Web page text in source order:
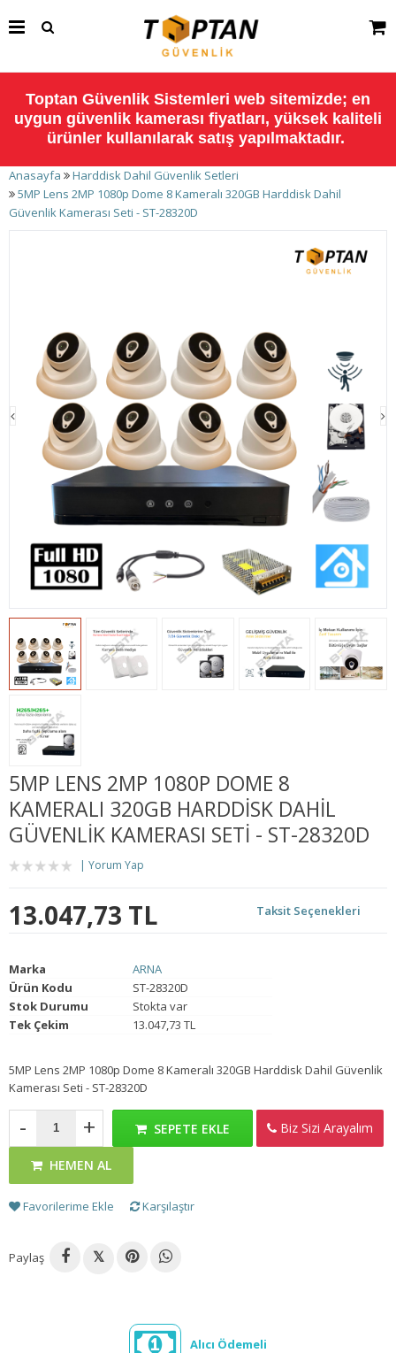
Toptan Güvenlik Sistemleri web sitemizde; en
uygun güvenlik kamerası fiyatları, yüksek kaliteli
ürünler kullanılarak satış yapılmaktadır.
Anasayfa
Harddisk Dahil Güvenlik Setleri
5MP Lens 2MP 1080p Dome 8 Kameralı 320GB Harddisk Dahil
Güvenlik Kamerası Seti - ST-28320D
5MP LENS 2MP 1080P DOME 8
KAMERALI 320GB HARDDISK DAHIL
GÜVENLIK KAMERASI SETI - ST-28320D
Yorum Yap
13.047,73 TL Taksit Seçenekleri
Marka
ARNA
Ürün Kodu
ST-28320D
Stok Durumu
Stokta var
Tek Çekim
13.047,73 TL
5MP Lens 2MP 1080p Dome 8 Kameralı 320GB Harddisk Dahil Güvenlik
Kamerası Seti - ST-28320D
- + SEPETE EKLE
HEMEN AL
Favorilerime Ekle Karşılaştır
Biz Sizi Arayalım
Paylaş 𝕏
Alıcı Ödemeli